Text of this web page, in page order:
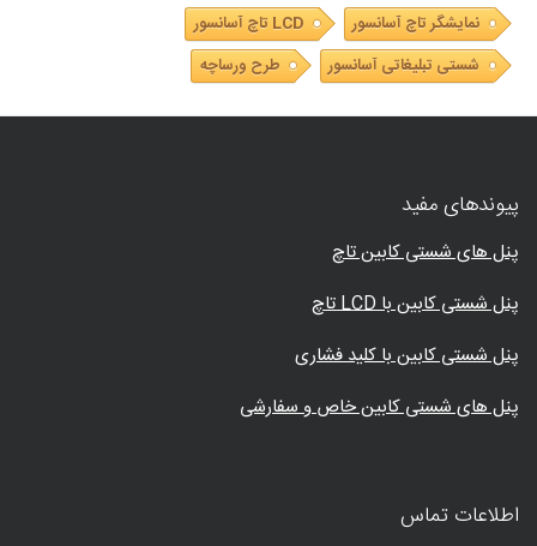
نمایشگر تاچ آسانسور
LCD تاچ آسانسور
شستی تبلیغاتی آسانسور
طرح ورساچه
پیوندهای مفید
پنل های شستی کابین تاچ
پنل شستی کابین با LCD تاچ
پنل شستی کابین با کلید فشاری
پنل های شستی کابین خاص و سفارشی
اطلاعات تماس